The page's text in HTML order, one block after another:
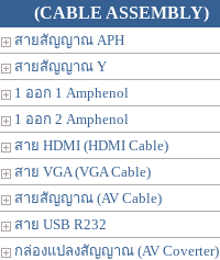
(CABLE ASSEMBLY)
สายสัญญาณ APH
สายสัญญาณ Y
1 ออก 1 Amphenol
1 ออก 2 Amphenol
สาย HDMI (HDMI Cable)
สาย VGA (VGA Cable)
สายสัญญาณ (AV Cable)
สาย USB R232
กล่องแปลงสัญญาณ (AV Coverter)